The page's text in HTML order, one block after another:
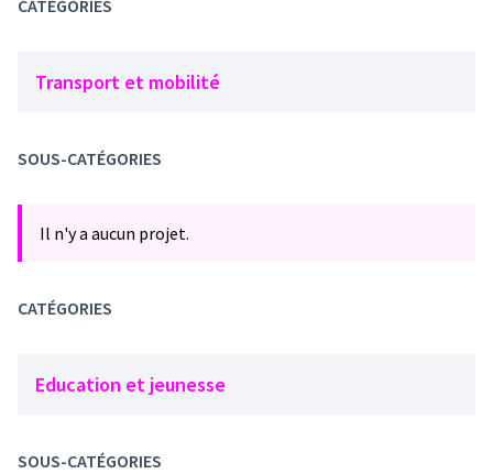
CATÉGORIES
Transport et mobilité
SOUS-CATÉGORIES
Il n'y a aucun projet.
CATÉGORIES
Education et jeunesse
SOUS-CATÉGORIES